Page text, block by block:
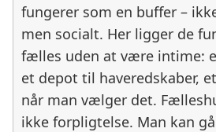
fungerer som en buffer –
men socialt. Her ligger de
fælles uden at være intime:
et depot til haveredskaber,
når man vælger det.
ikke forpligtelse. Man kan